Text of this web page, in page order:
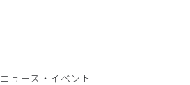
ニュース・イベント